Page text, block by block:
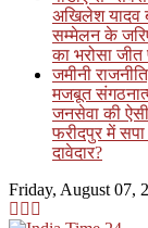
अखिलेश यादव
सम्मेलन के
का भरोसा
जमीनी
मजबूत
जनसेवा की
फरीदपुर में
दावेदार?
Friday, August 07,